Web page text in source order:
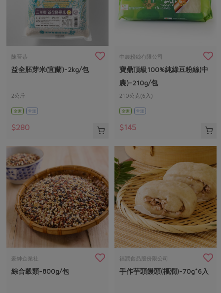
陳晉恭
益全胚芽米(宜蘭)-2kg/包
2公斤
全素 常溫
$280
中農粉絲有限公司
寶鼎頂級100%純綠豆粉絲(中
農)-210g/包
210公克(6入)
全素 常溫
$145
豪紳企業社
綜合穀類-800g/包
福潤食品股份限公司
手作芋頭饅頭(福潤)-70g*6入